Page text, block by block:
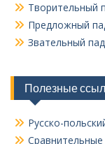
Творительный
Предложный
Звательный
Полезные
Русско-